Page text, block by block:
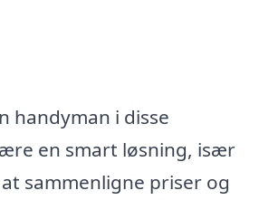
handyman i disse
en smart løsning, især
sammenligne priser og